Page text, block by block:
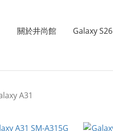
關於井尚館 Galaxy
A31